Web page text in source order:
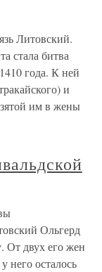
Литовский.
стала битва
года. К ней
и
им в жены
Ольгерд
От двух его жен
него осталось